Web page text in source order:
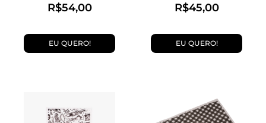
R$54,00
EU QUERO!
R$45,00
EU QUERO!